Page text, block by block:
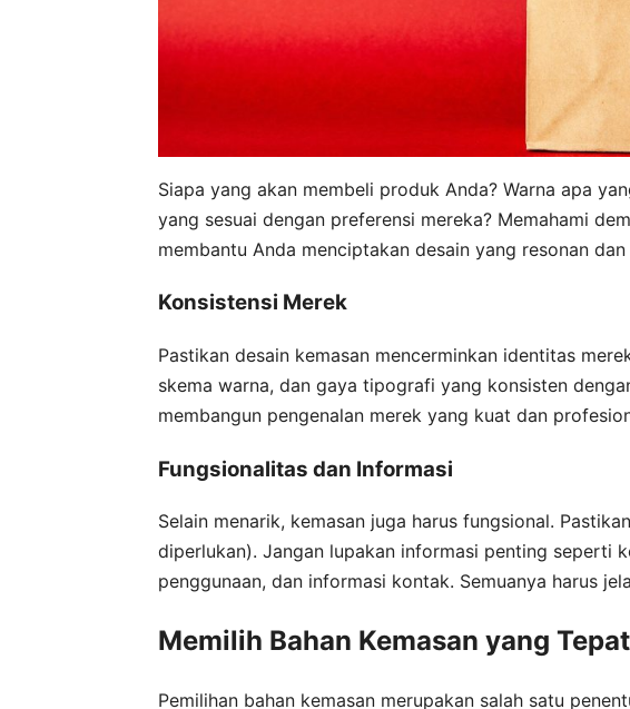
Siapa yang akan membeli produk Anda? Warna apa
yang sesuai dengan preferensi mereka? Memahami
membantu Anda menciptakan desain yang resonan
Konsistensi Merek
Pastikan desain kemasan mencerminkan identitas
skema warna, dan gaya tipografi yang konsisten
membangun pengenalan merek yang kuat dan
Fungsionalitas dan Informasi
Selain menarik, kemasan juga harus fungsional.
diperlukan). Jangan lupakan informasi penting seperti
penggunaan, dan informasi kontak. Semuanya harus
Memilih Bahan Kemasan yang
Pemilihan bahan kemasan merupakan salah satu